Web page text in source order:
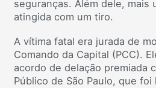
seguranças. Além dele, mais
atingida com um tiro.
A vítima fatal era jurada de
Comando da Capital (PCC).
acordo de delação premiada
Público de São Paulo, que foi